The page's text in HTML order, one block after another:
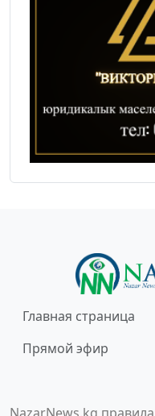
Главная страница
Прямой эфир